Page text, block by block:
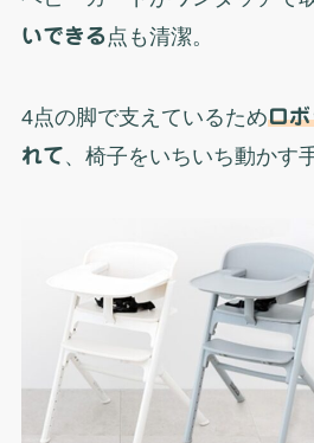
いできる点も清潔。
4点の脚で支えているためロ
れて、椅子をいちいち動かす